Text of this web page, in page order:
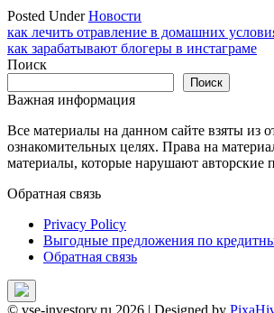
Posted UnderНовости
Навигация
по
как лечить отравление в домашних
как зарабатывают блогеры в инстаграме
Поиск
Поиск
Важная информация
Все материалы на данном сайте взяты из
ознакомительных целях. Права на
материалы, которые нарушают
Обратная связь
Privacy Policy
Выгодные предложения по
Обратная связь